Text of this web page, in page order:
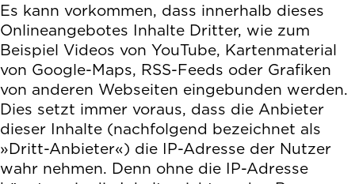
Es kann vorkommen, dass innerhalb dieses
Onlineangebotes Inhalte Dritter, wie zum
Beispiel Videos von YouTube, Kartenmaterial
von Google-Maps, RSS-Feeds oder Grafiken
von anderen Webseiten eingebunden werden.
Dies setzt immer voraus, dass die Anbieter
dieser Inhalte (nachfolgend bezeichnet als
»Dritt-Anbieter«) die IP-Adresse der Nutzer
wahr nehmen. Denn ohne die IP-Adresse